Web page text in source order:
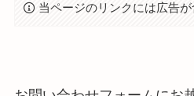
当ページのリンクには広告が